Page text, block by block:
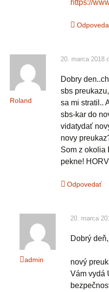
https://
Roland
20. marca 2018
Dobry
sbs
sa mi stratil..
sbs-kar do
vidatydať
novy
Som z okolia
pekne!
Odpovedať
admin
20. marca
Dobrý deň,
nový
Vám vydá